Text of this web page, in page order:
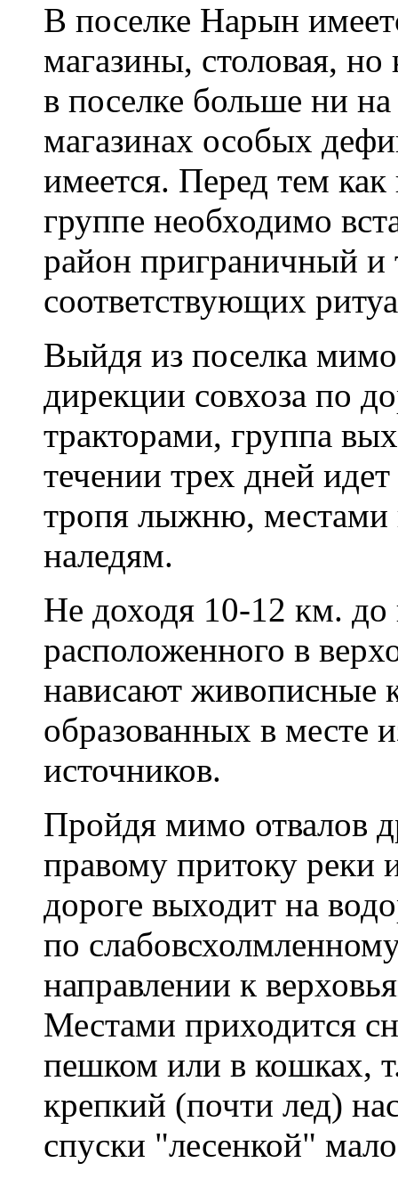
В поселке Нарын
магазины, столовая,
в поселке больше ни
магазинах особых
имеется. Перед тем
группе необходимо
район приграничный и
соответствующих
Выйдя из поселка
дирекции совхоза по
тракторами, группа
течении трех дней
тропя лыжню,
наледям.
Не доходя 10-12 км.
расположенного в
нависают живописные
образованных в месте
источников.
Пройдя мимо отвалов
правому притоку реки
дороге выходит на
по
направлении к
Местами приходится
пешком или в кошках,
крепкий (почти лед)
спуски "лесенкой"